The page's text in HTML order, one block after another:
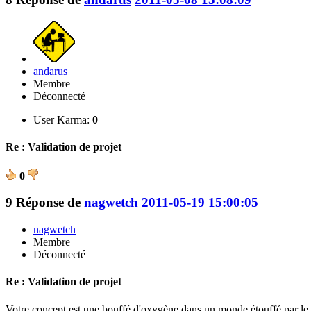
andarus
Membre
Déconnecté
User Karma: 0
Re : Validation de projet
0
9 Réponse de nagwetch 2011-05-19 15:00:05
nagwetch
Membre
Déconnecté
Re : Validation de projet